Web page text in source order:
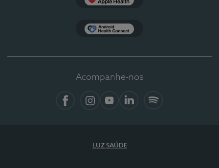
Acompanhe-nos
LUZ SAÚDE